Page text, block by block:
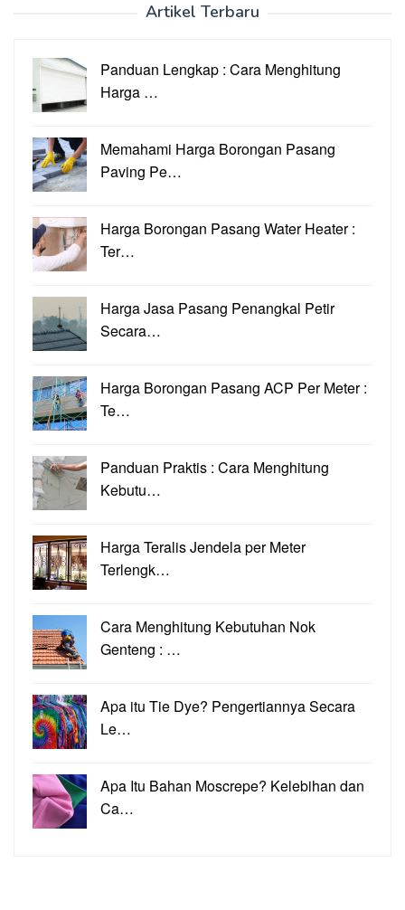
Artikel Terbaru
Panduan Lengkap : Cara Menghitung
Harga …
Memahami Harga Borongan Pasang
Paving Pe…
Harga Borongan Pasang Water Heater :
Ter…
Harga Jasa Pasang Penangkal Petir
Secara…
Harga Borongan Pasang ACP Per Meter :
Te…
Panduan Praktis : Cara Menghitung
Kebutu…
Harga Teralis Jendela per Meter
Terlengk…
Cara Menghitung Kebutuhan Nok
Genteng : …
Apa itu Tie Dye? Pengertiannya Secara
Le…
Apa Itu Bahan Moscrepe? Kelebihan dan
Ca…